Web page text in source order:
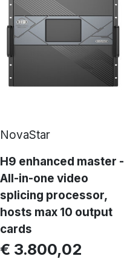
NovaStar
H9 enhanced master -
All-in-one video
splicing processor,
hosts max 10 output
cards
€ 3.800,02